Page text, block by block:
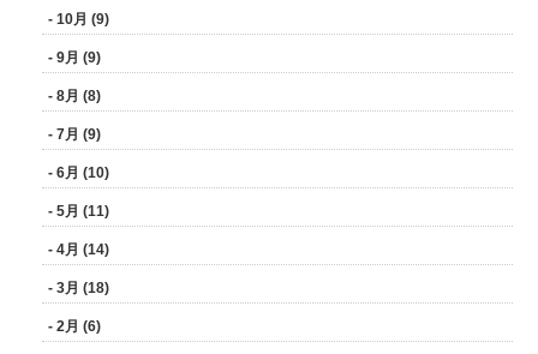
- 10月 (9)
- 9月 (9)
- 8月 (8)
- 7月 (9)
- 6月 (10)
- 5月 (11)
- 4月 (14)
- 3月 (18)
- 2月 (6)